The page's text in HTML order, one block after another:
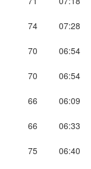
74
07:28
70
06:54
70
06:54
66
06:09
66
06:33
75
06:40